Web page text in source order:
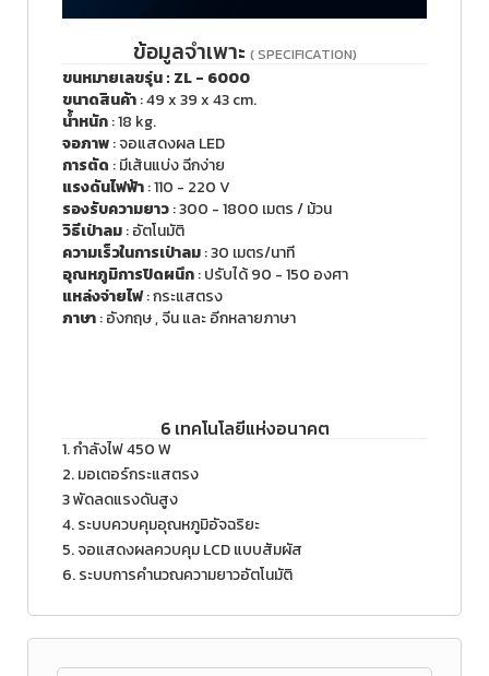
ข้อมูลจำเพาะ ( SPECIFICATION)
ขนหมายเลขรุ่น : ZL - 6000
ขนาดสินค้า: 49 x 39 x 43 cm.
น้ำหนัก: 18 kg.
จอภาพ: จอแสดงผล LED
การตัด : มีเส้นแบ่ง ฉีกง่าย
แรงดันไฟฟ้า: 110 - 220 V
รองรับความยาว: 300 - 1800 เมตร / ม้วน
วิธีเป่าลม: อัตโนมัติ
ความเร็วในการเป่าลม: 30 เมตร/นาที
อุณหภูมิการปิดผนึก: ปรับได้ 90 - 150 องศา
แหล่งจ่ายไฟ: กระแสตรง
ภาษา: อังกฤษ , จีน และ อีกหลายภาษา
6 เทคโนโลยีแห่งอนาคต
1. กำลังไฟ 450 W
2. มอเตอร์กระแสตรง
3 พัดลดแรงดันสูง
4. ระบบควบคุมอุณหภูมิอัจฉริยะ
5. จอแสดงผลควบคุม LCD แบบสัมผัส
6. ระบบการคำนวณความยาวอัตโนมัติ